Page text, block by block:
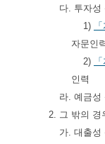
다. 투자성
1)
자문인
2)
인력
라. 예금성
2. 그 밖의 경
가. 대출성